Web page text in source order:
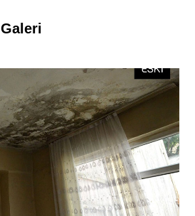
Galeri